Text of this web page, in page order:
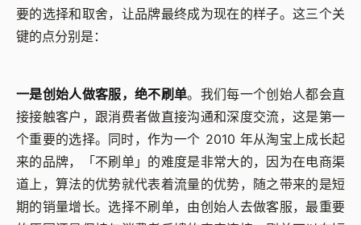
要的选择和取舍，让品牌最终成为现在的样子。这三个关
键的点分别是：
一是创始人做客服，绝不刷单。我们每一个创始人都会直
接接触客户，跟消费者做直接沟通和深度交流，这是第一
个重要的选择。同时，作为一个 2010 年从淘宝上成长起
来的品牌，「不刷单」的难度是非常大的，因为在电商渠
道上，算法的优势就代表着流量的优势，随之带来的是短
期的销量增长。选择不刷单，由创始人去做客服，最重要